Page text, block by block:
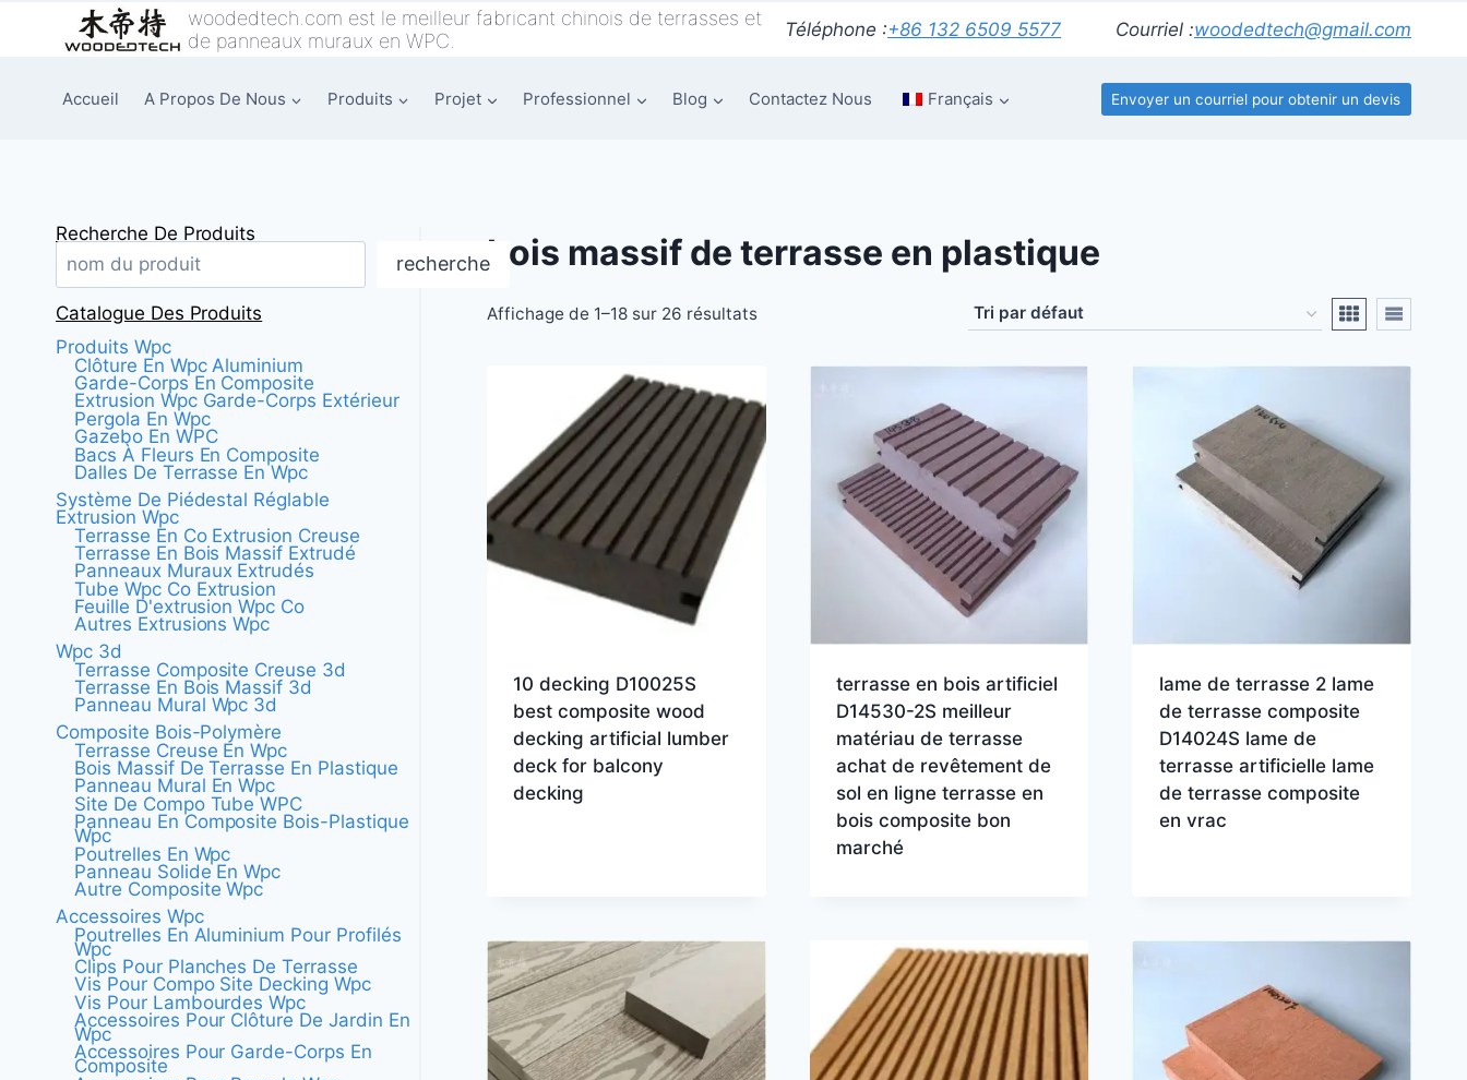
woodedtech.com est le meilleur fabricant chinois de terrasses et
de panneaux muraux en WPC.
Téléphone :+86 132 6509 5577 Courriel :woodedtech@gmail.com
Accueil A Propos De Nous Produits Projet Professionnel Blog Contactez Nous Français Envoyer un courriel pour obtenir un devis
bois massif de terrasse en plastique
Affichage de 1–18 sur 26 résultats
10 decking D10025S
best composite wood
decking artificial lumber
deck for balcony
decking
terrasse en bois artificiel
D14530-2S meilleur
matériau de terrasse
achat de revêtement de
sol en ligne terrasse en
bois composite bon
marché
lame de terrasse 2 lame
de terrasse composite
D14024S lame de
terrasse artificielle lame
de terrasse composite
en vrac
Recherche De Produits
recherche
Catalogue Des Produits
Produits Wpc
Clôture En Wpc Aluminium
Garde-Corps En Composite
Extrusion Wpc Garde-Corps Extérieur
Pergola En Wpc
Gazebo En WPC
Bacs À Fleurs En Composite
Dalles De Terrasse En Wpc
Système De Piédestal Réglable
Extrusion Wpc
Terrasse En Co Extrusion Creuse
Terrasse En Bois Massif Extrudé
Panneaux Muraux Extrudés
Tube Wpc Co Extrusion
Feuille D'extrusion Wpc Co
Autres Extrusions Wpc
Wpc 3d
Terrasse Composite Creuse 3d
Terrasse En Bois Massif 3d
Panneau Mural Wpc 3d
Composite Bois-Polymère
Terrasse Creuse En Wpc
Bois Massif De Terrasse En Plastique
Panneau Mural En Wpc
Site De Compo Tube WPC
Panneau En Composite Bois-Plastique
Wpc
Poutrelles En Wpc
Panneau Solide En Wpc
Autre Composite Wpc
Accessoires Wpc
Poutrelles En Aluminium Pour Profilés
Wpc
Clips Pour Planches De Terrasse
Vis Pour Compo Site Decking Wpc
Vis Pour Lambourdes Wpc
Accessoires Pour Clôture De Jardin En
Wpc
Accessoires Pour Garde-Corps En
Composite